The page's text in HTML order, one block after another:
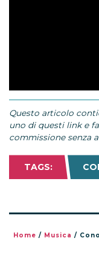
Questo articolo
uno di questi link e
commissione senza
TAGS:
Home / Musica /